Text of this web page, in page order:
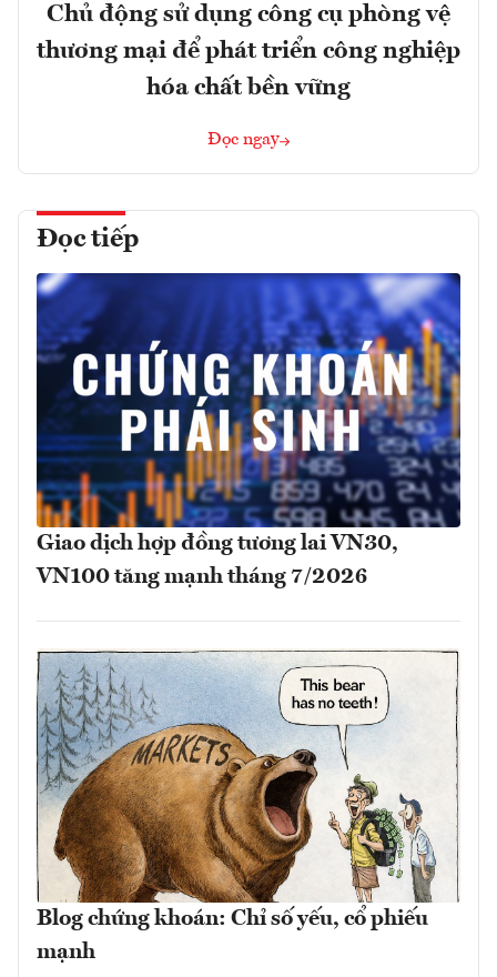
Chủ động sử dụng công cụ phòng vệ
thương mại để phát triển công nghiệp
hóa chất bền vững
Đọc ngay
Đọc tiếp
Giao dịch hợp đồng tương lai VN30,
VN100 tăng mạnh tháng 7/2026
Blog chứng khoán: Chỉ số yếu, cổ phiếu
mạnh